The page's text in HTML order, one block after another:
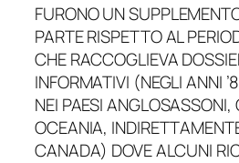
FURONO UN
PARTE RISPETTO AL
CHE RACCOGLIEVA
INFORMATIVI (NEGLI ANNI
NEI PAESI
OCEANIA,
CANADA) DOVE ALCUNI